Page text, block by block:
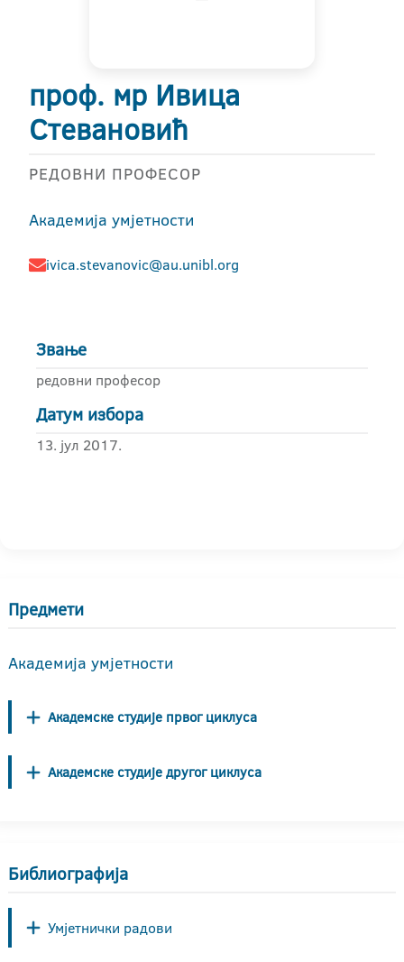
проф. мр Ивица
Стевановић
РЕДОВНИ ПРОФЕСОР
Академија умјетности
ivica.stevanovic@au.unibl.org
Звање
редовни професор
Датум избора
13. јул 2017.
Предмети
Академија умјетности
Академске студије првог циклуса
Академске студије другог циклуса
Библиографија
Умјетнички радови